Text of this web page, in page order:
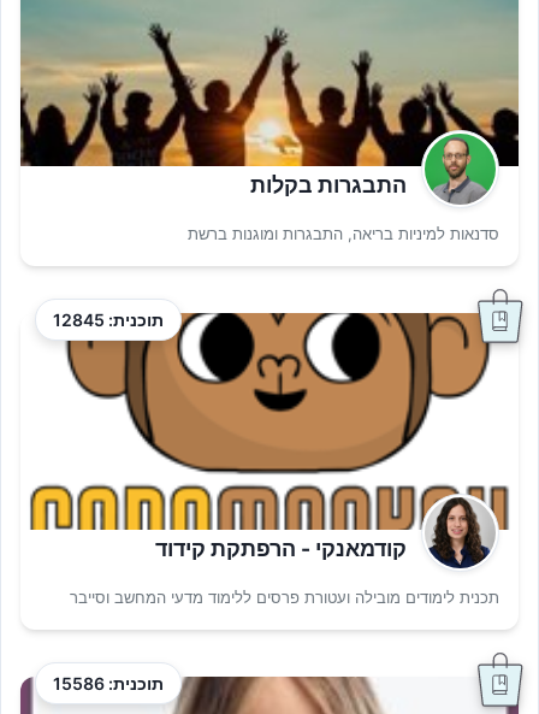
התבגרות בקלות
סדנאות למיניות בריאה, התבגרות ומוגנות ברשת
תוכנית: 12845
קודמאנקי - הרפתקת קידוד
תכנית לימודים מובילה ועטורת פרסים ללימוד מדעי המחשב וסייבר
תוכנית: 15586